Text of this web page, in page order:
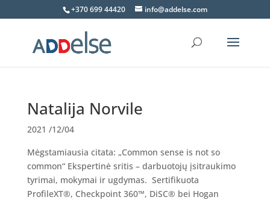
+370 699 44420 info@addelse.com
Natalija Norvile
2021 /12/04
Mėgstamiausia citata: „Common sense is not so
common“ Ekspertinė sritis – darbuotojų įsitraukimo
tyrimai, mokymai ir ugdymas. Sertifikuota
ProfileXT®, Checkpoint 360™, DiSC® bei Hogan